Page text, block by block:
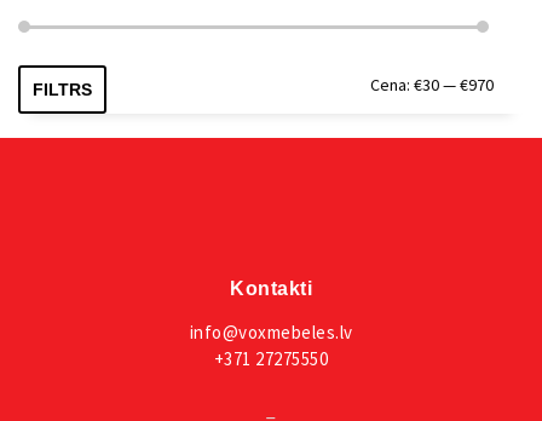
Min.
Maks.
FILTRS Cena: €30—€970
Kontakti
info@voxmebeles.lv
+371 27275550